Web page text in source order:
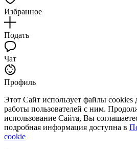
Избранное
Подать
Чат
Профиль
Этот Сайт использует файлы cookies
работы пользователей с ним.
использование Сайта, Вы
подробная информация доступна в
cookie